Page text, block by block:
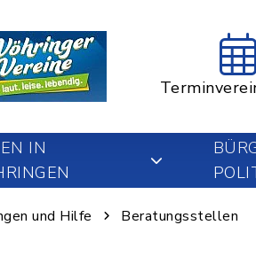
IN
und Hilfe Beratungsstellen